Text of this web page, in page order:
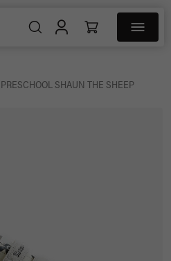
SHAUN THE SHEEP